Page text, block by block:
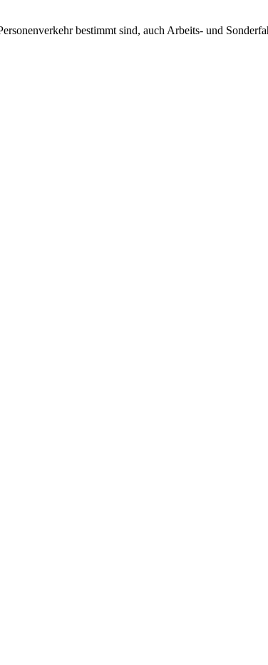
bestimmt sind, auch Arbeits- und